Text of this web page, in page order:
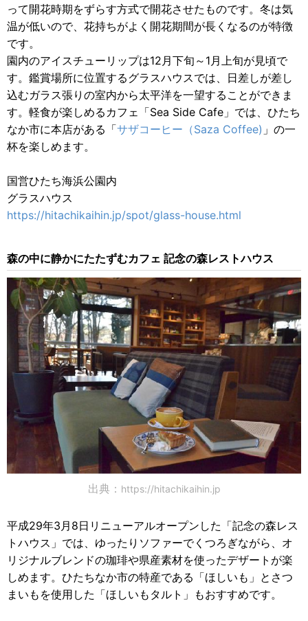
って開花時期をずらす方式で開花させたものです。冬は気
温が低いので、花持ちがよく開花期間が長くなるのが特徴
です。
園内のアイスチューリップは12月下旬～1月上旬が見頃で
す。鑑賞場所に位置するグラスハウスでは、日差しが差し
込むガラス張りの室内から太平洋を一望することができま
す。軽食が楽しめるカフェ「Sea Side Cafe」では、ひたち
なか市に本店がある「サザコーヒー（Saza Coffee) 」の一
杯を楽しめます。
国営ひたち海浜公園内
グラスハウス
https://hitachikaihin.jp/spot/glass-house.html
森の中に静かにたたずむカフェ 記念の森レストハウス
出典： https://hitachikaihin.jp
平成29年3月8日リニューアルオープンした「記念の森レス
トハウス」では、ゆったりソファーでくつろぎながら、オ
リジナルブレンドの珈琲や県産素材を使ったデザートが楽
しめます。ひたちなか市の特産である「ほしいも」とさつ
まいもを使用した「ほしいもタルト」もおすすめです。